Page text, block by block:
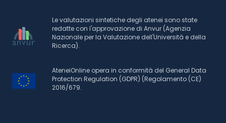
Le valutazioni sintetiche degli atenei sono state
redatte con l'approvazione di Anvur (Agenzia
Nazionale per la Valutazione dell'Università e della
Ricerca).
AteneiOnline opera in conformità del General Data
Protection Regulation (GDPR) (Regolamento (CE)
2016/679.